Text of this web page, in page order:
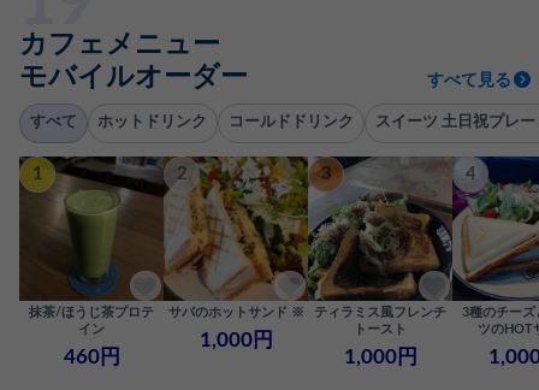
カフェメニュー
モバイルオーダー
すべて見る
すべて ホットドリンク コールドドリンク スイーツ 土日祝プレー
1
抹茶/ほうじ茶プロテ
イン
460円
2
サバのホットサンド ※
1,000円
3
ティラミス風フレンチ
トースト
1,000円
4
3種のチーズ
ツのHOT